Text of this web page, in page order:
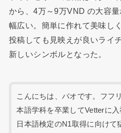
から、4万～9万VND の大容
幅広い。簡単に作れて美味し
投稿しても見映えが良いライ
新しいシンボルとなった。
こんにちは、バオです。フフ
本語学科を卒業してVetterに入
日本語検定のN1取得に向けて